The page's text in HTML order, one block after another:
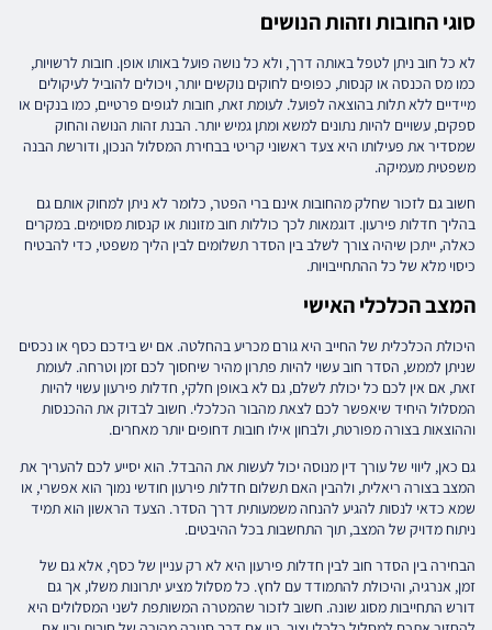
סוגי החובות וזהות הנושים
לא כל חוב ניתן לטפל באותה דרך, ולא כל נושה פועל באותו אופן. חובות לרשויות,
כמו מס הכנסה או קנסות, כפופים לחוקים נוקשים יותר, ויכולים להוביל לעיקולים
מיידיים ללא תלות בהוצאה לפועל. לעומת זאת, חובות לגופים פרטיים, כמו בנקים או
ספקים, עשויים להיות נתונים למשא ומתן גמיש יותר. הבנת זהות הנושה והחוק
שמסדיר את פעילותו היא צעד ראשוני קריטי בבחירת המסלול הנכון, ודורשת הבנה
משפטית מעמיקה.
חשוב גם לזכור שחלק מהחובות אינם ברי הפטר, כלומר לא ניתן למחוק אותם גם
בהליך חדלות פירעון. דוגמאות לכך כוללות חוב מזונות או קנסות מסוימים. במקרים
כאלה, ייתכן שיהיה צורך לשלב בין הסדר תשלומים לבין הליך משפטי, כדי להבטיח
כיסוי מלא של כל ההתחייבויות.
המצב הכלכלי האישי
היכולת הכלכלית של החייב היא גורם מכריע בהחלטה. אם יש בידכם כסף או נכסים
שניתן לממש, הסדר חוב עשוי להיות פתרון מהיר שיחסוך לכם זמן וטרחה. לעומת
זאת, אם אין לכם כל יכולת לשלם, גם לא באופן חלקי, חדלות פירעון עשוי להיות
המסלול היחיד שיאפשר לכם לצאת מהבור הכלכלי. חשוב לבדוק את ההכנסות
וההוצאות בצורה מפורטת, ולבחון אילו חובות דחופים יותר מאחרים.
גם כאן, ליווי של עורך דין מנוסה יכול לעשות את ההבדל. הוא יסייע לכם להעריך את
המצב בצורה ריאלית, ולהבין האם תשלום חדלות פירעון חודשי נמוך הוא אפשרי, או
שמא כדאי לנסות להגיע להנחה משמעותית דרך הסדר. הצעד הראשון הוא תמיד
ניתוח מדויק של המצב, תוך התחשבות בכל ההיבטים.
הבחירה בין הסדר חוב לבין חדלות פירעון היא לא רק עניין של כסף, אלא גם של
זמן, אנרגיה, והיכולת להתמודד עם לחץ. כל מסלול מציע יתרונות משלו, אך גם
דורש התחייבות מסוג שונה. חשוב לזכור שהמטרה המשותפת לשני המסלולים היא